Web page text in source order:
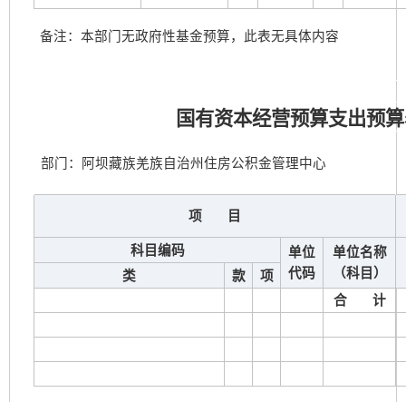
备注：本部门无政府性基金预算，此表无具体内容
国有资本经营预算支出预
部门：阿坝藏族羌族自治州住房公积金管理中心
项 目
科目编码
单位
代码
单位名称
（科目）
类 款
项
合 计